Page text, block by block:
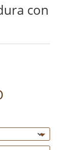
con